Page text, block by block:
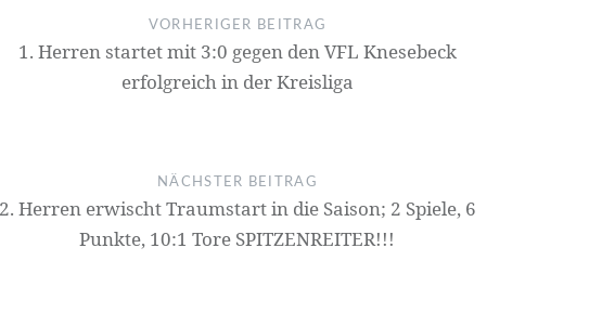
VORHERIGER BEITRAG
1. Herren startet mit 3:0 gegen den VFL Knesebeck
erfolgreich in der Kreisliga
NÄCHSTER BEITRAG
2. Herren erwischt Traumstart in die Saison; 2 Spiele, 6
Punkte, 10:1 Tore SPITZENREITER!!!